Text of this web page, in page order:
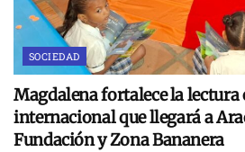
SOCIEDAD
Magdalena fortalece la lectura
internacional que llegará a
Fundación y Zona Bananera